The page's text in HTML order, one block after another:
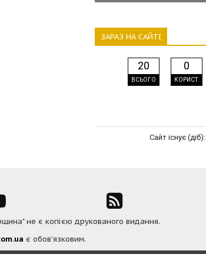
ЗАРАЗ НА САЙТІ
20
ВСЬОГО
0
КОРИСТ.
Сайт існує (діб):
не є копією друкованого видання.
є обов'язковим.